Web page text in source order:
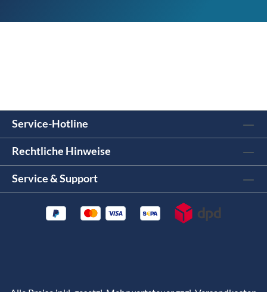
Service-Hotline
Rechtliche Hinweise
Service & Support